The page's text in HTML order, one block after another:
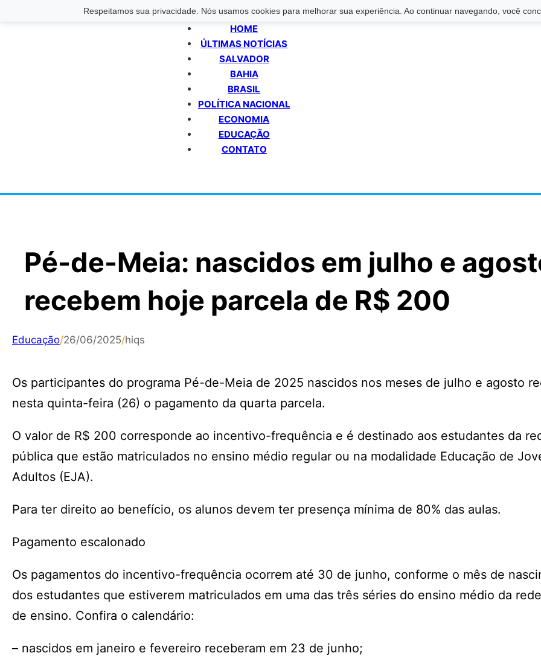
Respeitamos sua privacidade. Nós usamos cookies para melhorar sua experiência. Ao continuar navegando, você
HOME
ÚLTIMAS NOTÍCIAS
SALVADOR
BAHIA
BRASIL
POLÍTICA NACIONAL
ECONOMIA
EDUCAÇÃO
CONTATO
Pé-de-Meia: nascidos em julho e
recebem hoje parcela de R$ 200
Educação/26/06/2025/hiqs
Os participantes do programa Pé-de-Meia de 2025 nascidos nos meses de julho e agosto
nesta quinta-feira (26) o pagamento da quarta parcela.
O valor de R$ 200 corresponde ao incentivo-frequência e é destinado aos estudantes da
pública que estão matriculados no ensino médio regular ou na modalidade Educação de
Adultos (EJA).
Para ter direito ao benefício, os alunos devem ter presença mínima de 80% das aulas.
Pagamento escalonado
Os pagamentos do incentivo-frequência ocorrem até 30 de junho, conforme o mês de
dos estudantes que estiverem matriculados em uma das três séries do ensino médio da
de ensino. Confira o calendário:
– nascidos em janeiro e fevereiro receberam em 23 de junho;